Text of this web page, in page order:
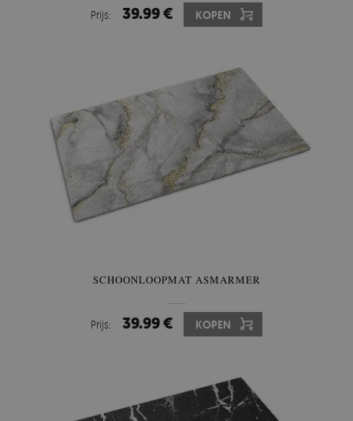
Prijs: 39.99 € KOPEN
SCHOONLOOPMAT ASMARMER
Prijs: 39.99 € KOPEN